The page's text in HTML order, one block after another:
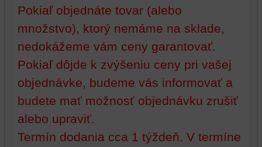
Pokiaľ objednáte tovar (alebo
množstvo), ktorý nemáme na sklade,
nedokážeme vám ceny garantovať.
Pokiaľ dôjde k zvýšeniu ceny pri vašej
objednávke, budeme vás informovať a
budete mať možnosť objednávku zrušiť
alebo upraviť.
Termín dodania cca 1 týždeň. V termíne
vašich
bez
toho,
aby
ste
mali
používateľský
alebo
bez